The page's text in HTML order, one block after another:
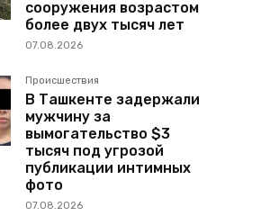
сооружения возрастом
более двух тысяч лет
07.08.2026
Происшествия
В Ташкенте задержали
мужчину за
вымогательство $3
тысяч под угрозой
публикации интимных
фото
07.08.2026